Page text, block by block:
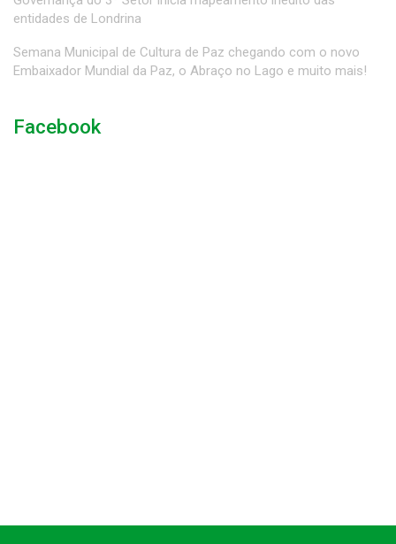
entidades de Londrina
Semana Municipal de Cultura de Paz chegando com o novo
Embaixador Mundial da Paz, o Abraço no Lago e muito mais!
Facebook